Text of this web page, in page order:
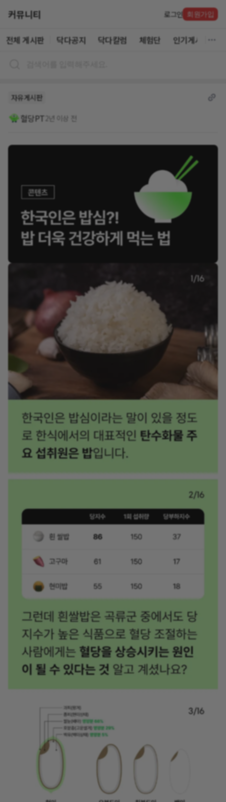
커뮤니티 로그인 회원가입
전체 게시판 닥다공지 닥다칼럼 체험단 인기게시글
자유게시판
혈당PT2년 이상 전